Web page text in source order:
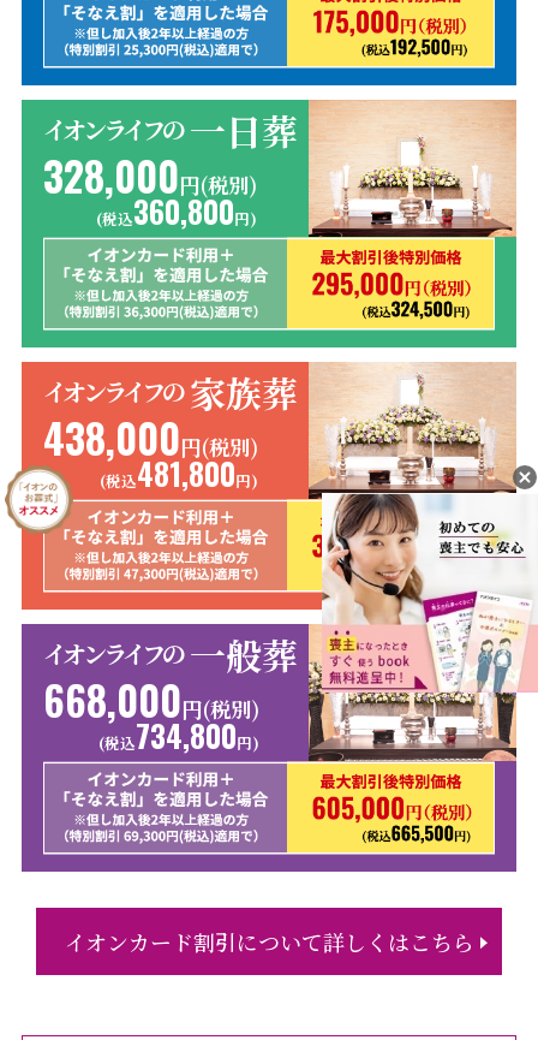
イオンライフの 一日葬
328,000円(税別)
(税込360,800円)
イオンライフの 家族葬
438,000円(税別)
(税込481,800円)
イオンライフの 一般葬
668,000円(税別)
(税込734,800円)
イオンカード割引について詳しくはこちら